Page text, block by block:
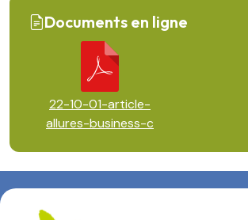
Documents en ligne
22-10-01-article-
allures-business-c